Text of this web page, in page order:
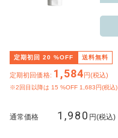
定期初回 20 %OFF 送料無料
定期初回価格: 1,584円(税込)
※2回目以降は 15 %OFF 1,683円(税込)
通常価格 1,980 円(税込)